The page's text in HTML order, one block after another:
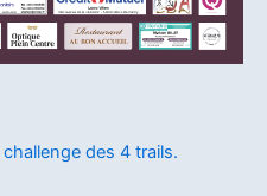
challenge des 4 trails.